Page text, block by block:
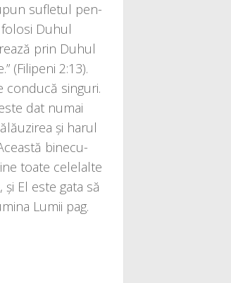
sufle­tul pen­
Duhul
prin Duhul
(Filipeni 2:13).
con­du­că sin­guri.
dat numai
și harul
bine­cu­
toa­te cele­lal­te
El este gata să
Lumii pag.